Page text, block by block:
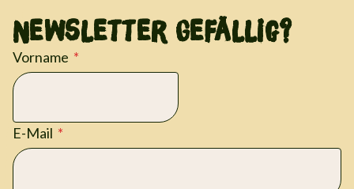
Newsletter Gefällig?
Vorname
E-Mail